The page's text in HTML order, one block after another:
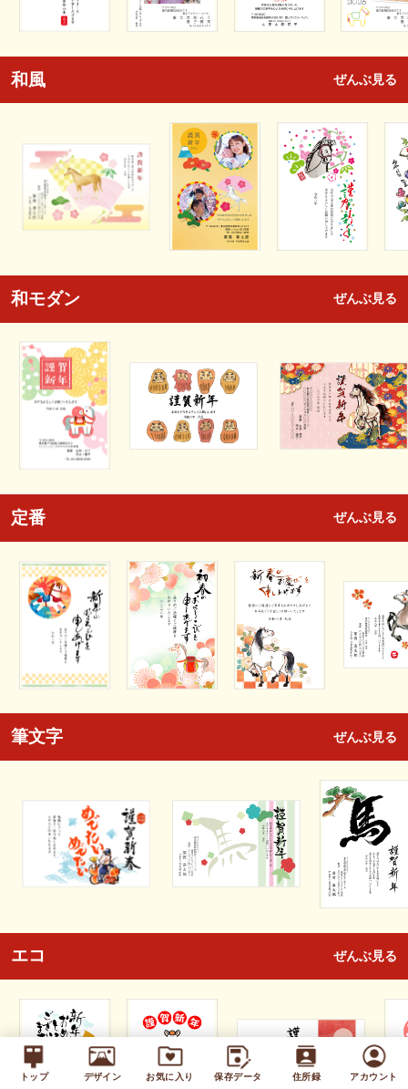
トップ デザイン お気に入り 保存データ 住所録 アカウント
和風 ぜんぶ見る
和モダン ぜんぶ見る
定番 ぜんぶ見る
筆文字 ぜんぶ見る
エコ ぜんぶ見る